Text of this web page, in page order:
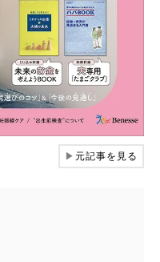
▶元記事を見る